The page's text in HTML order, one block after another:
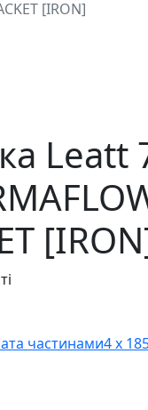
[IRON]
Leatt
частинами4 х